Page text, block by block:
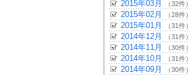
2015年03月 （32件）
2015年02月 （28件）
2015年01月 （31件）
2014年12月 （31件）
2014年11月 （30件）
2014年10月 （31件）
2014年09月 （30件）